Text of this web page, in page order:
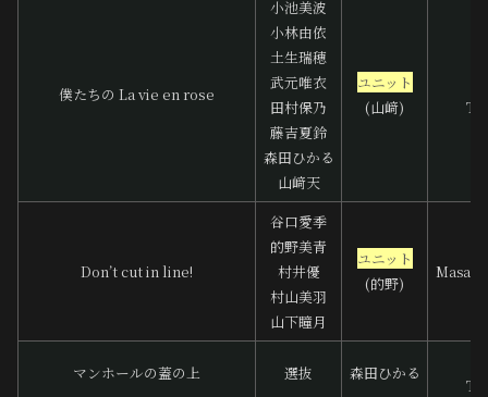
僕たちの La vie en rose
小池美波
小林由依
土生瑞穂
武元唯衣
田村保乃
藤吉夏鈴
森田ひかる
山﨑天
ユニット
(山﨑)
Don’t cut in line!
谷口愛季
的野美青
村井優
村山美羽
山下瞳月
ユニット
(的野)
マンホールの蓋の上 選抜 森田ひかる